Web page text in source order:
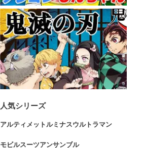
人気シリーズ
アルティメットルミナスウルトラマン
モビルスーツアンサンブル